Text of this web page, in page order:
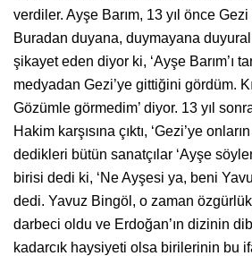
verdiler. Ayşe Barım, 13 yıl önce Gezi
Buradan duyana, duymayana
şikayet eden diyor ki, ‘Ayşe Barım’ı
medyadan Gezi’ye gittiğini gördüm.
Gözümle görmedim’ diyor. 13 yıl
Hakim karşısına çıktı, ‘Gezi’ye
dedikleri bütün sanatçılar ‘Ayşe
birisi dedi ki, ‘Ne Ayşesi ya, beni
dedi. Yavuz Bingöl, o zaman
darbeci oldu ve Erdoğan’ın dizinin
kadarcık haysiyeti olsa birilerinin bu